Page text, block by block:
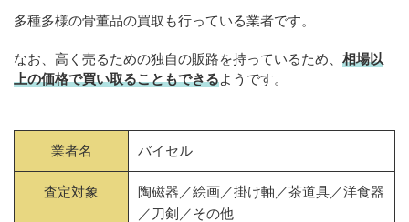
多種多様の骨董品の買取も行っている業者です。
なお、高く売るための独自の販路を持っているため、 相場以
上の価格で買い取ることもできるようです。
業者名 バイセル
査定対象
陶磁器／絵画／掛け軸／茶道具／洋食器
／刀剣／その他